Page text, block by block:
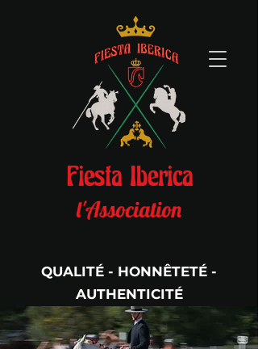
Fiesta Iberica
l'Association
Per Aspera Ad Astra
QUALITÉ - HONNÊTETÉ -
AUTHENTICITÉ